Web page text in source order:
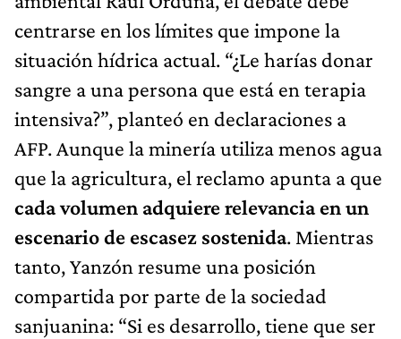
centrarse en los límites que impone la
situación hídrica actual. “¿Le harías donar
sangre a una persona que está en terapia
intensiva?”, planteó en declaraciones a
AFP. Aunque la minería utiliza menos agua
que la agricultura, el reclamo apunta a que
cada volumen adquiere relevancia en un
escenario de escasez sostenida. Mientras
tanto, Yanzón resume una posición
compartida por parte de la sociedad
sanjuanina: “Si es desarrollo, tiene que ser